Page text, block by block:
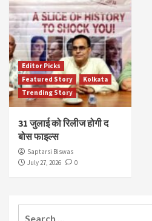
Editor Picks
Featured Story
Kolkata
Trending Story
31 जुलाई को रिलीज होगी द
बोस फाइल्स
Saptarsi Biswas
July 27, 2026
0